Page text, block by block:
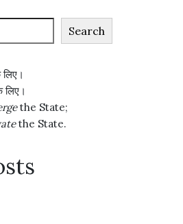
Search
लिए।
लिए।
the State;
the State.